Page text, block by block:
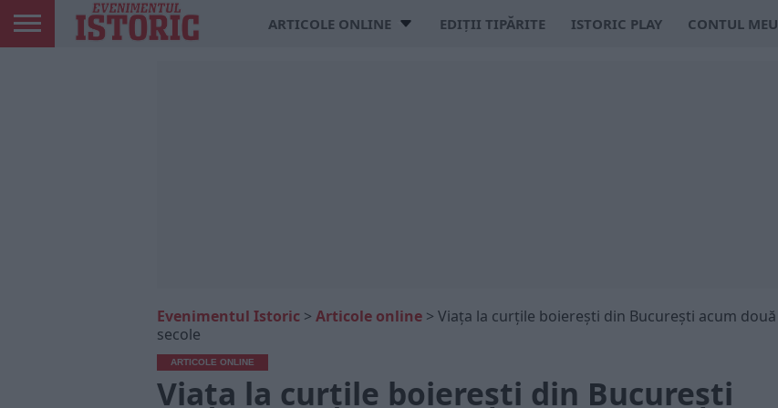
ARTICOLE ONLINE EDIȚII TIPĂRITE ISTORIC PLAY CONTUL MEU
Evenimentul Istoric > Articole online > Viața la curțile boierești din București acum două
secole
ARTICOLE ONLINE
Viața la curțile boierești din București